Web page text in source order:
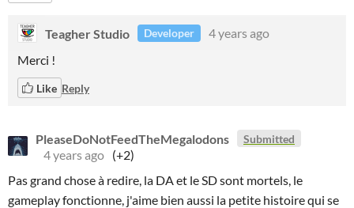
Teagher Studio Developer
4 years ago
Merci !
Like Reply
PleaseDoNotFeedTheMegalodons Submitted
4 years ago (+2)
Pas grand chose à redire, la DA et le SD sont mortels, le
gameplay fonctionne, j'aime bien aussi la petite histoire qui se